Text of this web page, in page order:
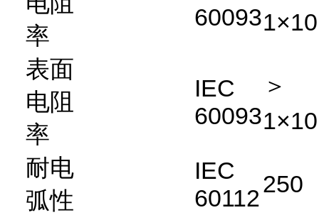
率
600931×10
表面
电阻
率
IEC
60093
＞
1×10
耐电
弧性
IEC
60112
250